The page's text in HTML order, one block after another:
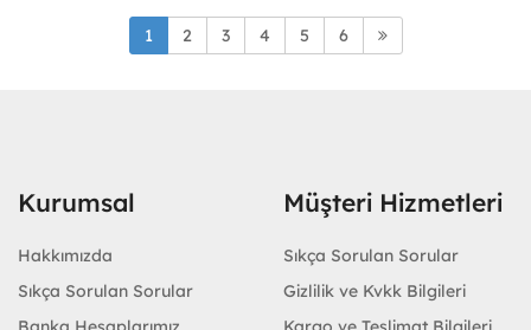
1 2 3 4 5 6
Kurumsal
Hakkımızda
Sıkça Sorulan Sorular
Müşteri Hizmetleri
Sıkça Sorulan Sorular
Gizlilik ve Kvkk Bilgileri